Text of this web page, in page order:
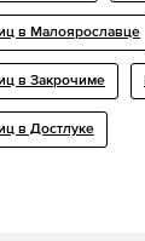
в Малоярославце
в Закрочиме
в Достлуке